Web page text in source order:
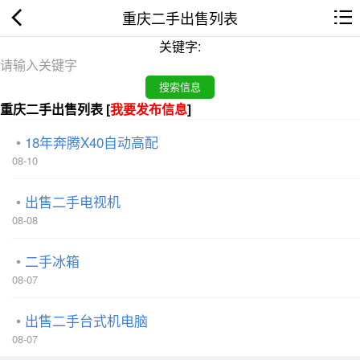
重庆二手出售列表
关键字:
重庆二手出售列表 [我要发布信息]
18年奔腾X40自动高配
08-10
出售二手电视机
08-08
二手冰箱
08-07
出售二手台式机电脑
08-07